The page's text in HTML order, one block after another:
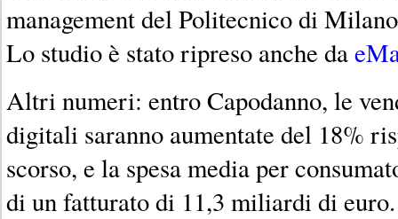
management del Politecnico di
Lo studio è stato ripreso anche da
Altri numeri: entro Capodanno, le
digitali saranno aumentate del 18%
scorso, e la spesa media per
di un fatturato di 11,3 miliardi di euro.